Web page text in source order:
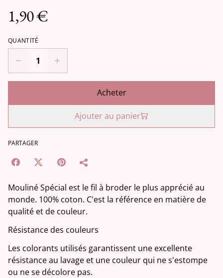
1,90 €
QUANTITÉ
Acheter
Ajouter au panier
PARTAGER
Mouliné Spécial est le fil à broder le plus apprécié au
monde. 100% coton. C'est la référence en matière de
qualité et de couleur.
Résistance des couleurs
Les colorants utilisés garantissent une excellente
résistance au lavage et une couleur qui ne s'estompe
ou ne se décolore pas.